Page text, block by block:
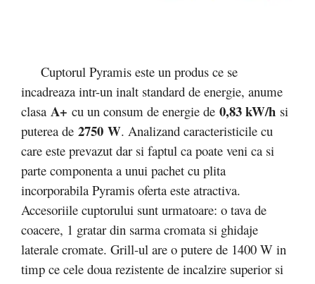
Cuptorul Pyramis este un produs ce se
incadreaza intr-un inalt standard de energie, anume
clasa A+ cu un consum de energie de 0,83 kW/h si
puterea de 2750 W. Analizand caracteristicile cu
care este prevazut dar si faptul ca poate veni ca si
parte componenta a unui pachet cu plita
incorporabila Pyramis oferta este atractiva.
Accesoriile cuptorului sunt urmatoare: o tava de
coacere, 1 gratar din sarma cromata si ghidaje
laterale cromate. Grill-ul are o putere de 1400 W in
timp ce cele doua rezistente de incalzire superior si